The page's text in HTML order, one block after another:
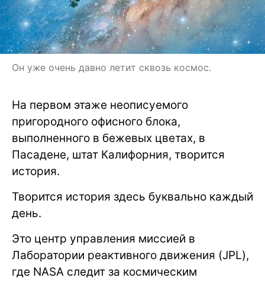
Он уже очень давно летит сквозь космос.
На первом этаже неописуемого
пригородного офисного блока,
выполненного в бежевых цветах, в
Пасадене, штат Калифорния, творится
история.
Творится история здесь буквально каждый
день.
Это центр управления миссией в
Лаборатории реактивного движения (JPL),
где NASA следит за космическим